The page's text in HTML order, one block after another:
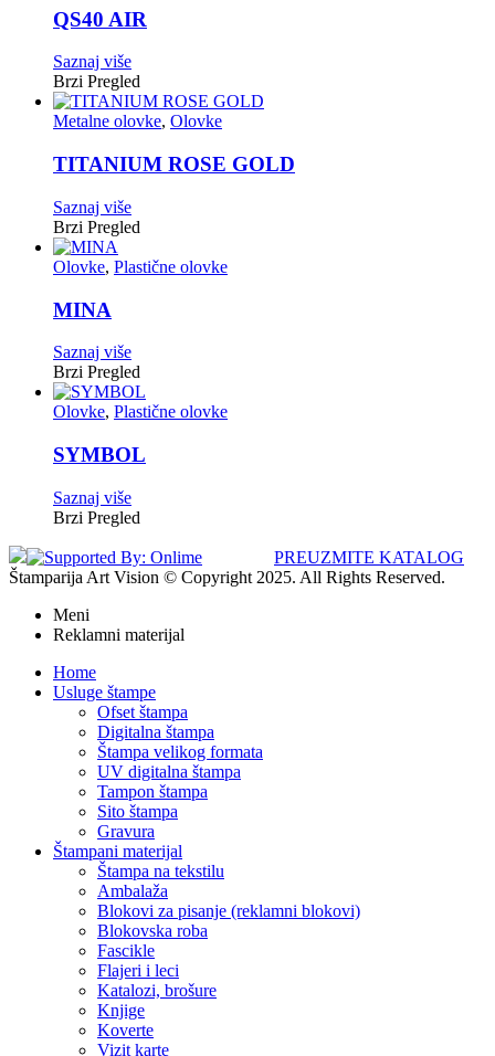
QS40 AIR
Saznaj više
Brzi Pregled
Metalne olovke, Olovke
TITANIUM ROSE GOLD
Saznaj više
Brzi Pregled
Olovke, Plastične olovke
MINA
Saznaj više
Brzi Pregled
Olovke, Plastične olovke
SYMBOL
Saznaj više
Brzi Pregled
PREUZMITE KATALOG
Štamparija Art Vision © Copyright 2025. All Rights Reserved.
Meni
Reklamni materijal
Home
Usluge štampe
Ofset štampa
Digitalna štampa
Štampa velikog formata
UV digitalna štampa
Tampon štampa
Sito štampa
Gravura
Štampani materijal
Štampa na tekstilu
Ambalaža
Blokovi za pisanje (reklamni blokovi)
Blokovska roba
Fascikle
Flajeri i leci
Katalozi, brošure
Knjige
Koverte
Vizit karte